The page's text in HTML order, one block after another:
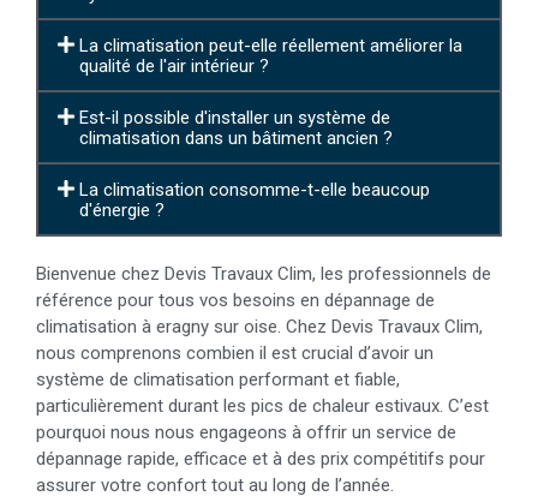
La climatisation peut-elle réellement améliorer la
qualité de l'air intérieur ?
Est-il possible d'installer un système de
climatisation dans un bâtiment ancien ?
La climatisation consomme-t-elle beaucoup
d'énergie ?
Bienvenue chez Devis Travaux Clim, les professionnels de
référence pour tous vos besoins en dépannage de
climatisation à eragny sur oise. Chez Devis Travaux Clim,
nous comprenons combien il est crucial d’avoir un
système de climatisation performant et fiable,
particulièrement durant les pics de chaleur estivaux. C’est
pourquoi nous nous engageons à offrir un service de
dépannage rapide, efficace et à des prix compétitifs pour
assurer votre confort tout au long de l’année.